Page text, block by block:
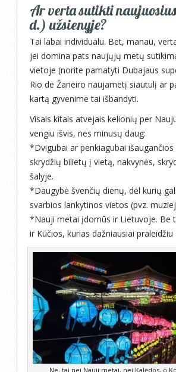
Ar verta sutikti
d.) užsienyje?
Tai labai individualu. Bet, manau,
jei domina pats naujųjų metų
vietoje (norite pamatyti Dubajaus
Rio de Žaneiro naujametį siautulį ar
kartą gyvenime tai išbandyti.
Visais kitais atvejais kelionių per
vengiu išvis, nes minusų daug:
*Dvigubai ar penkiagubai išaugančios
skrydžių bilietų į vietą, nakvynės,
šalyje.
*Daugybė švenčių dienų, dėl kurių
svarbios lankytinos vietos (pvz.
*Nauji metai įdomūs ir Lietuvoje. Be
ir Kūčios, kurias dažniausiai praleidžiu
Ne, tai nei Nauji metai, nei Kalėdos, o